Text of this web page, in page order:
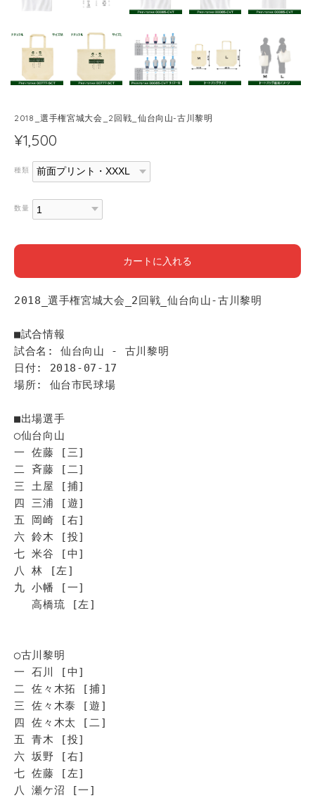
2018_選手権宮城大会_2回戦_仙台向山-古川黎明
¥1,500
種類
数量
カートに入れる
2018_選手権宮城大会_2回戦_仙台向山-古川黎明
■試合情報
試合名: 仙台向山 - 古川黎明
日付: 2018-07-17
場所: 仙台市民球場
■出場選手
◯仙台向山
一 佐藤 [三]
二 斉藤 [二]
三 土屋 [捕]
四 三浦 [遊]
五 岡崎 [右]
六 鈴木 [投]
七 米谷 [中]
八 林 [左]
九 小幡 [一]
高橋琉 [左]
◯古川黎明
一 石川 [中]
二 佐々木拓 [捕]
三 佐々木泰 [遊]
四 佐々木太 [二]
五 青木 [投]
六 坂野 [右]
七 佐藤 [左]
八 瀬ケ沼 [一]